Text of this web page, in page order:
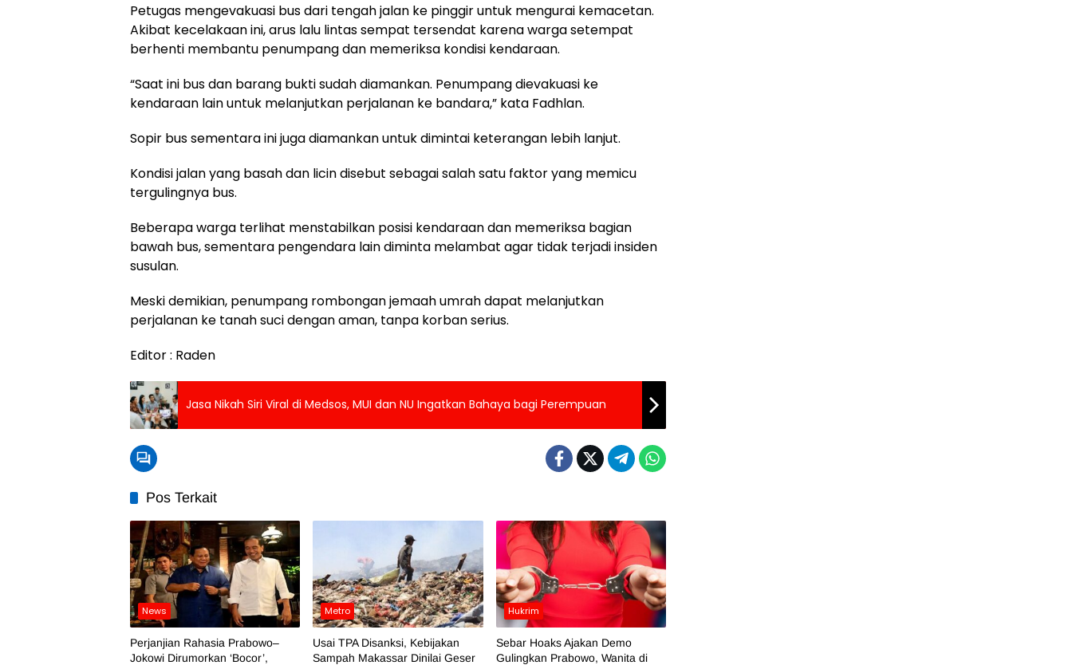
Petugas mengevakuasi bus dari tengah jalan ke pinggir untuk mengurai kemacetan.
Akibat kecelakaan ini, arus lalu lintas sempat tersendat karena warga setempat
berhenti membantu penumpang dan memeriksa kondisi kendaraan.
“Saat ini bus dan barang bukti sudah diamankan. Penumpang dievakuasi ke
kendaraan lain untuk melanjutkan perjalanan ke bandara,” kata Fadhlan.
Sopir bus sementara ini juga diamankan untuk dimintai keterangan lebih lanjut.
Kondisi jalan yang basah dan licin disebut sebagai salah satu faktor yang memicu
tergulingnya bus.
Beberapa warga terlihat menstabilkan posisi kendaraan dan memeriksa bagian
bawah bus, sementara pengendara lain diminta melambat agar tidak terjadi insiden
susulan.
Meski demikian, penumpang rombongan jemaah umrah dapat melanjutkan
perjalanan ke tanah suci dengan aman, tanpa korban serius.
Editor : Raden
Jasa Nikah Siri Viral di Medsos, MUI dan NU Ingatkan Bahaya bagi Perempuan
Pos Terkait
News
Perjanjian Rahasia Prabowo–
Jokowi Dirumorkan ‘Bocor’,
Metro
Usai TPA Disanksi, Kebijakan
Sampah Makassar Dinilai Geser
Hukrim
Sebar Hoaks Ajakan Demo
Gulingkan Prabowo, Wanita di